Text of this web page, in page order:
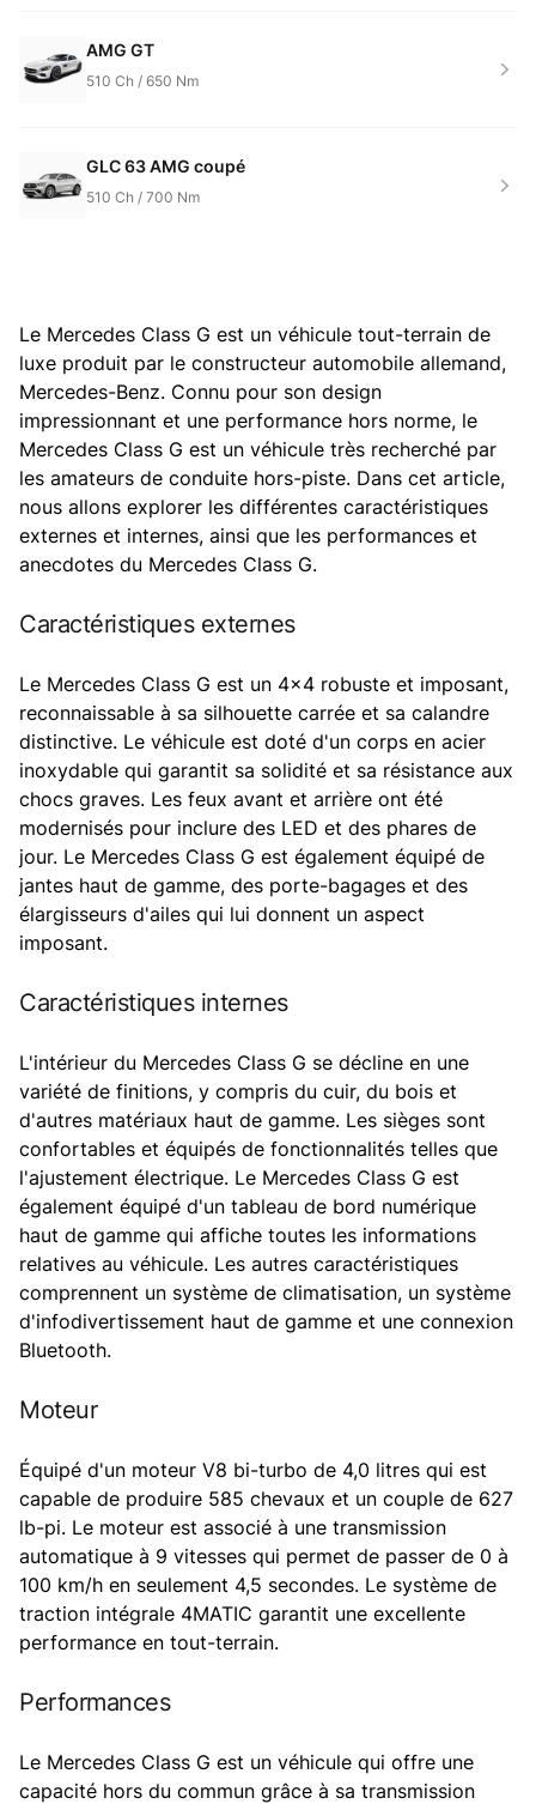
AMG GT
510 Ch / 650 Nm
GLC 63 AMG coupé
510 Ch / 700 Nm
Le Mercedes Class G est un véhicule tout-terrain de
luxe produit par le constructeur automobile allemand,
Mercedes-Benz. Connu pour son design
impressionnant et une performance hors norme, le
Mercedes Class G est un véhicule très recherché par
les amateurs de conduite hors-piste. Dans cet article,
nous allons explorer les différentes caractéristiques
externes et internes, ainsi que les performances et
anecdotes du Mercedes Class G.
Caractéristiques externes
Le Mercedes Class G est un 4x4 robuste et imposant,
reconnaissable à sa silhouette carrée et sa calandre
distinctive. Le véhicule est doté d'un corps en acier
inoxydable qui garantit sa solidité et sa résistance aux
chocs graves. Les feux avant et arrière ont été
modernisés pour inclure des LED et des phares de
jour. Le Mercedes Class G est également équipé de
jantes haut de gamme, des porte-bagages et des
élargisseurs d'ailes qui lui donnent un aspect
imposant.
Caractéristiques internes
L'intérieur du Mercedes Class G se décline en une
variété de finitions, y compris du cuir, du bois et
d'autres matériaux haut de gamme. Les sièges sont
confortables et équipés de fonctionnalités telles que
l'ajustement électrique. Le Mercedes Class G est
également équipé d'un tableau de bord numérique
haut de gamme qui affiche toutes les informations
relatives au véhicule. Les autres caractéristiques
comprennent un système de climatisation, un système
d'infodivertissement haut de gamme et une connexion
Bluetooth.
Moteur
Équipé d'un moteur V8 bi-turbo de 4,0 litres qui est
capable de produire 585 chevaux et un couple de 627
lb-pi. Le moteur est associé à une transmission
automatique à 9 vitesses qui permet de passer de 0 à
100 km/h en seulement 4,5 secondes. Le système de
traction intégrale 4MATIC garantit une excellente
performance en tout-terrain.
Performances
Le Mercedes Class G est un véhicule qui offre une
capacité hors du commun grâce à sa transmission